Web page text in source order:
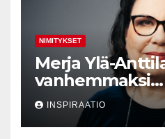
NIMITYKSET
Merja Ylä-
vanhemmaksi
INSPIRAATIO